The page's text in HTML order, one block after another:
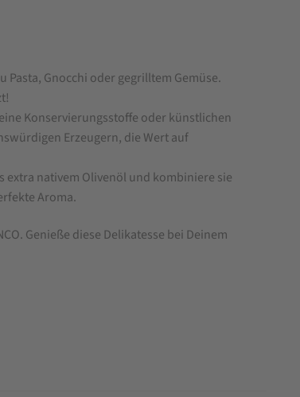
Gnocchi oder gegrilltem Gemüse.
Konservierungsstoffe oder künstlichen
Erzeugern, die Wert auf
extra nativem Olivenöl und kombiniere sie
Aroma.
Genieße diese Delikatesse bei Deinem